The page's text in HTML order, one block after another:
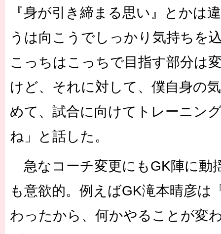
『身が引き締まる思い』とかは
うは向こうでしっかり気持ちを
こっちはこっちで目指す部分は
けど、それに対して、僕自身の
めて、試合に向けてトレーニン
ね」と話した。
急なコーチ変更にもGK陣に動
も意欲的。例えばGK滝本晴彦は
わったから、何かやることが変